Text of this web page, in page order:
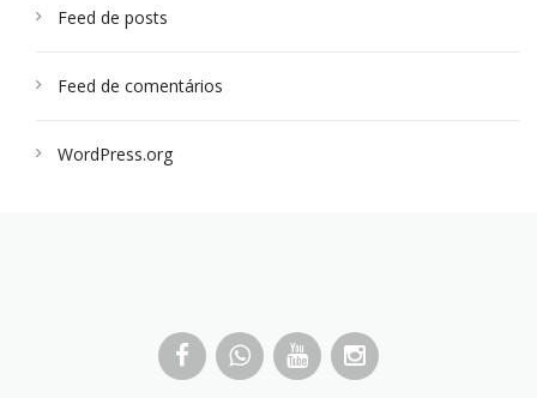
Feed de posts
Feed de comentários
WordPress.org